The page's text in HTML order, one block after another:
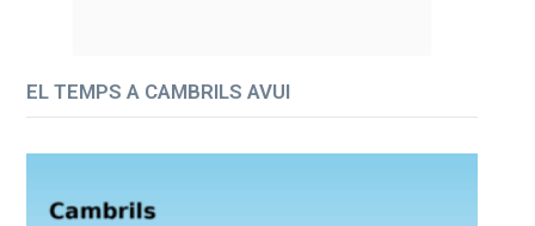
EL TEMPS A CAMBRILS AVUI